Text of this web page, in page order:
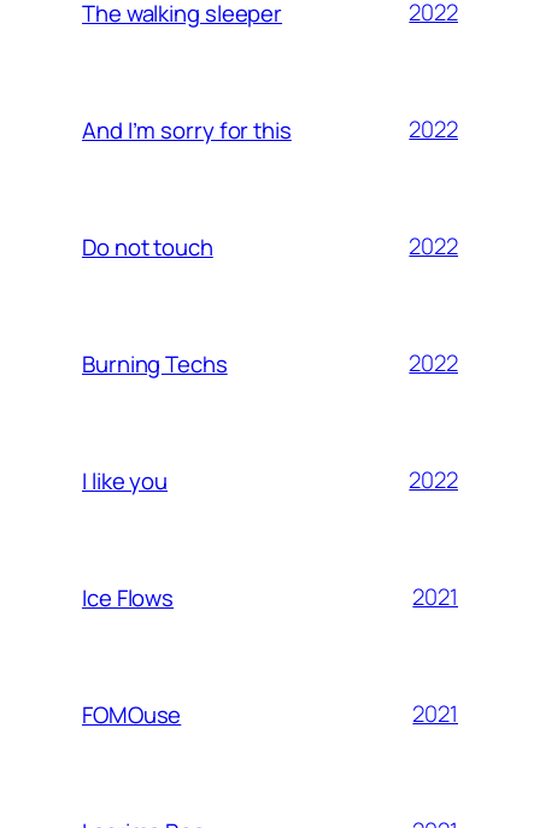
The walking sleeper 2022
And I’m sorry for this 2022
Do not touch 2022
Burning Techs 2022
I like you 2022
Ice Flows 2021
FOMOuse 2021